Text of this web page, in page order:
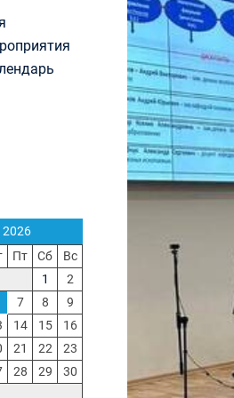
27.07.2026. Часть 1-2
списки лиц, прошедших
испытания в МГУ имени
в 2026 году по каждому
списки поступающих)
в программе «Большая
24.07.2026. Часть 1-2
бакалавриата! Открыта
на заключение договора на
в программе «Большая
05.08.2026. Часть 1-3
2026
Пт Сб
Вс
1
2
7 8
9
14 15
16
21 22
23
28 29
30